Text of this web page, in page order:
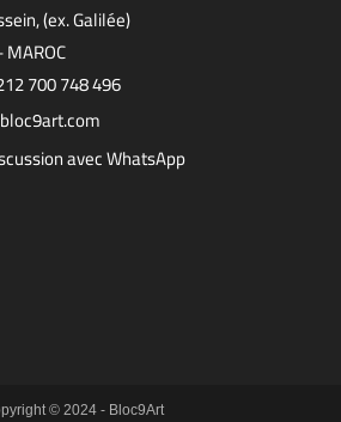
(ex. Galilée)
700 748 496
avec WhatsApp
© 2024 - Bloc9Art